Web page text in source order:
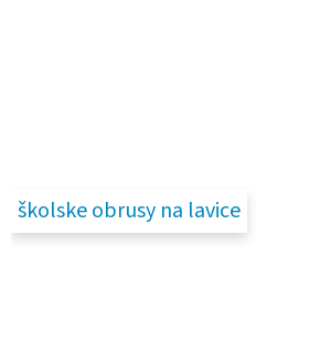
školske obrusy na lavice